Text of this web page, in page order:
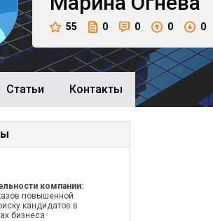
55 0 0 0 0
Cтатьи Контакты
компании:
повышенной
кандидатов в
бизнеса